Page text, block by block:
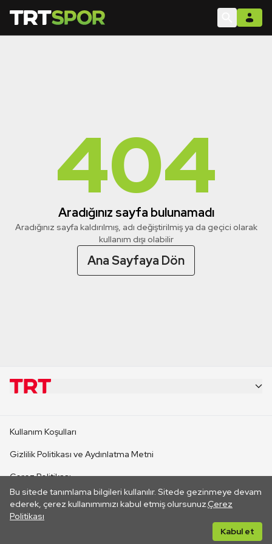
404
Aradığınız sayfa bulunamadı
Aradığınız sayfa kaldırılmış, adı değiştirilmiş ya da geçici olarak
kullanım dışı olabilir
Ana Sayfaya Dön
Bu sitede tanımlama bilgileri kullanılır. Sitede gezinmeye devam
ederek, çerez kullanımımızı kabul etmiş olursunuz.Çerez
Politikası
Kabul et
CANLI YAYINLAR
Kullanım Koşulları
Gizlilik Politikası ve Aydınlatma Metni
Çerez Politikası
İletişim
Her hakkı saklıdır. ©2026 TRT. Bağlantı yoluyla gidilen dış